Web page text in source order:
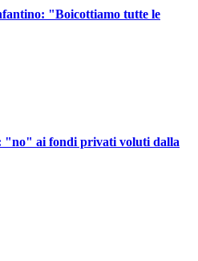
"Boicottiamo tutte le
"no" ai fondi privati voluti dalla